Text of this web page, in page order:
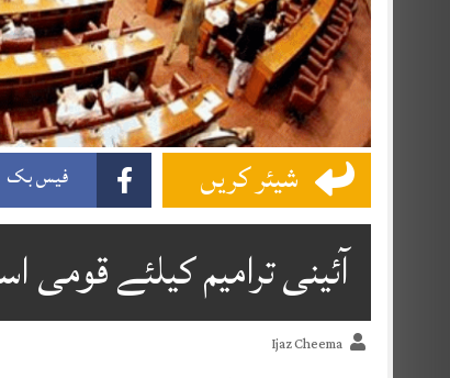
شیئر کریں فیس بک
آئینی ترامیم کیلئے قومی اسمبلی
Ijaz Cheema